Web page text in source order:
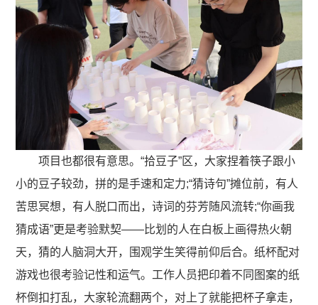
项目也都很有意思。“拾豆子”区，大家捏着筷子跟小
小的豆子较劲，拼的是手速和定力;“猜诗句”摊位前，有人
苦思冥想，有人脱口而出，诗词的芬芳随风流转;“你画我
猜成语”更是考验默契——比划的人在白板上画得热火朝
天，猜的人脑洞大开，围观学生笑得前仰后合。纸杯配对
游戏也很考验记性和运气。工作人员把印着不同图案的纸
杯倒扣打乱，大家轮流翻两个，对上了就能把杯子拿走，